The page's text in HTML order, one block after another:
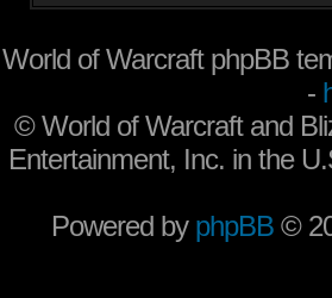
World of Warcraft phpBB
-
©World of Warcraft and
Entertainment, Inc. in the
Powered by phpBB ©